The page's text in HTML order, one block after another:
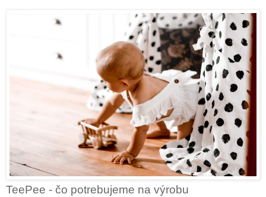
TeePee - čo potrebujeme na výrobu